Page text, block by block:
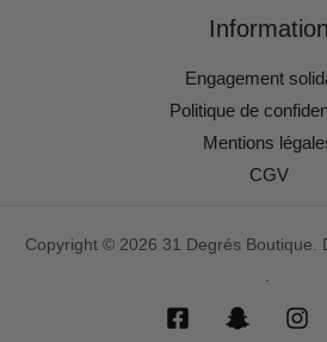
Information
Engagement
Politique de
Mentions
CGV
Copyright © 2026 31 Degrés Boutique.